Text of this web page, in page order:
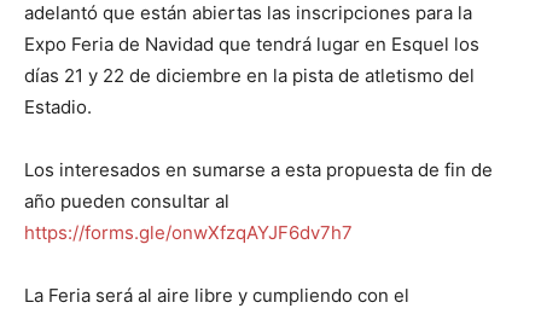
adelantó que están abiertas las inscripciones para la
Expo Feria de Navidad que tendrá lugar en Esquel los
días 21 y 22 de diciembre en la pista de atletismo del
Estadio.
Los interesados en sumarse a esta propuesta de fin de
año pueden consultar al
https://forms.gle/onwXfzqAYJF6dv7h7
La Feria será al aire libre y cumpliendo con el